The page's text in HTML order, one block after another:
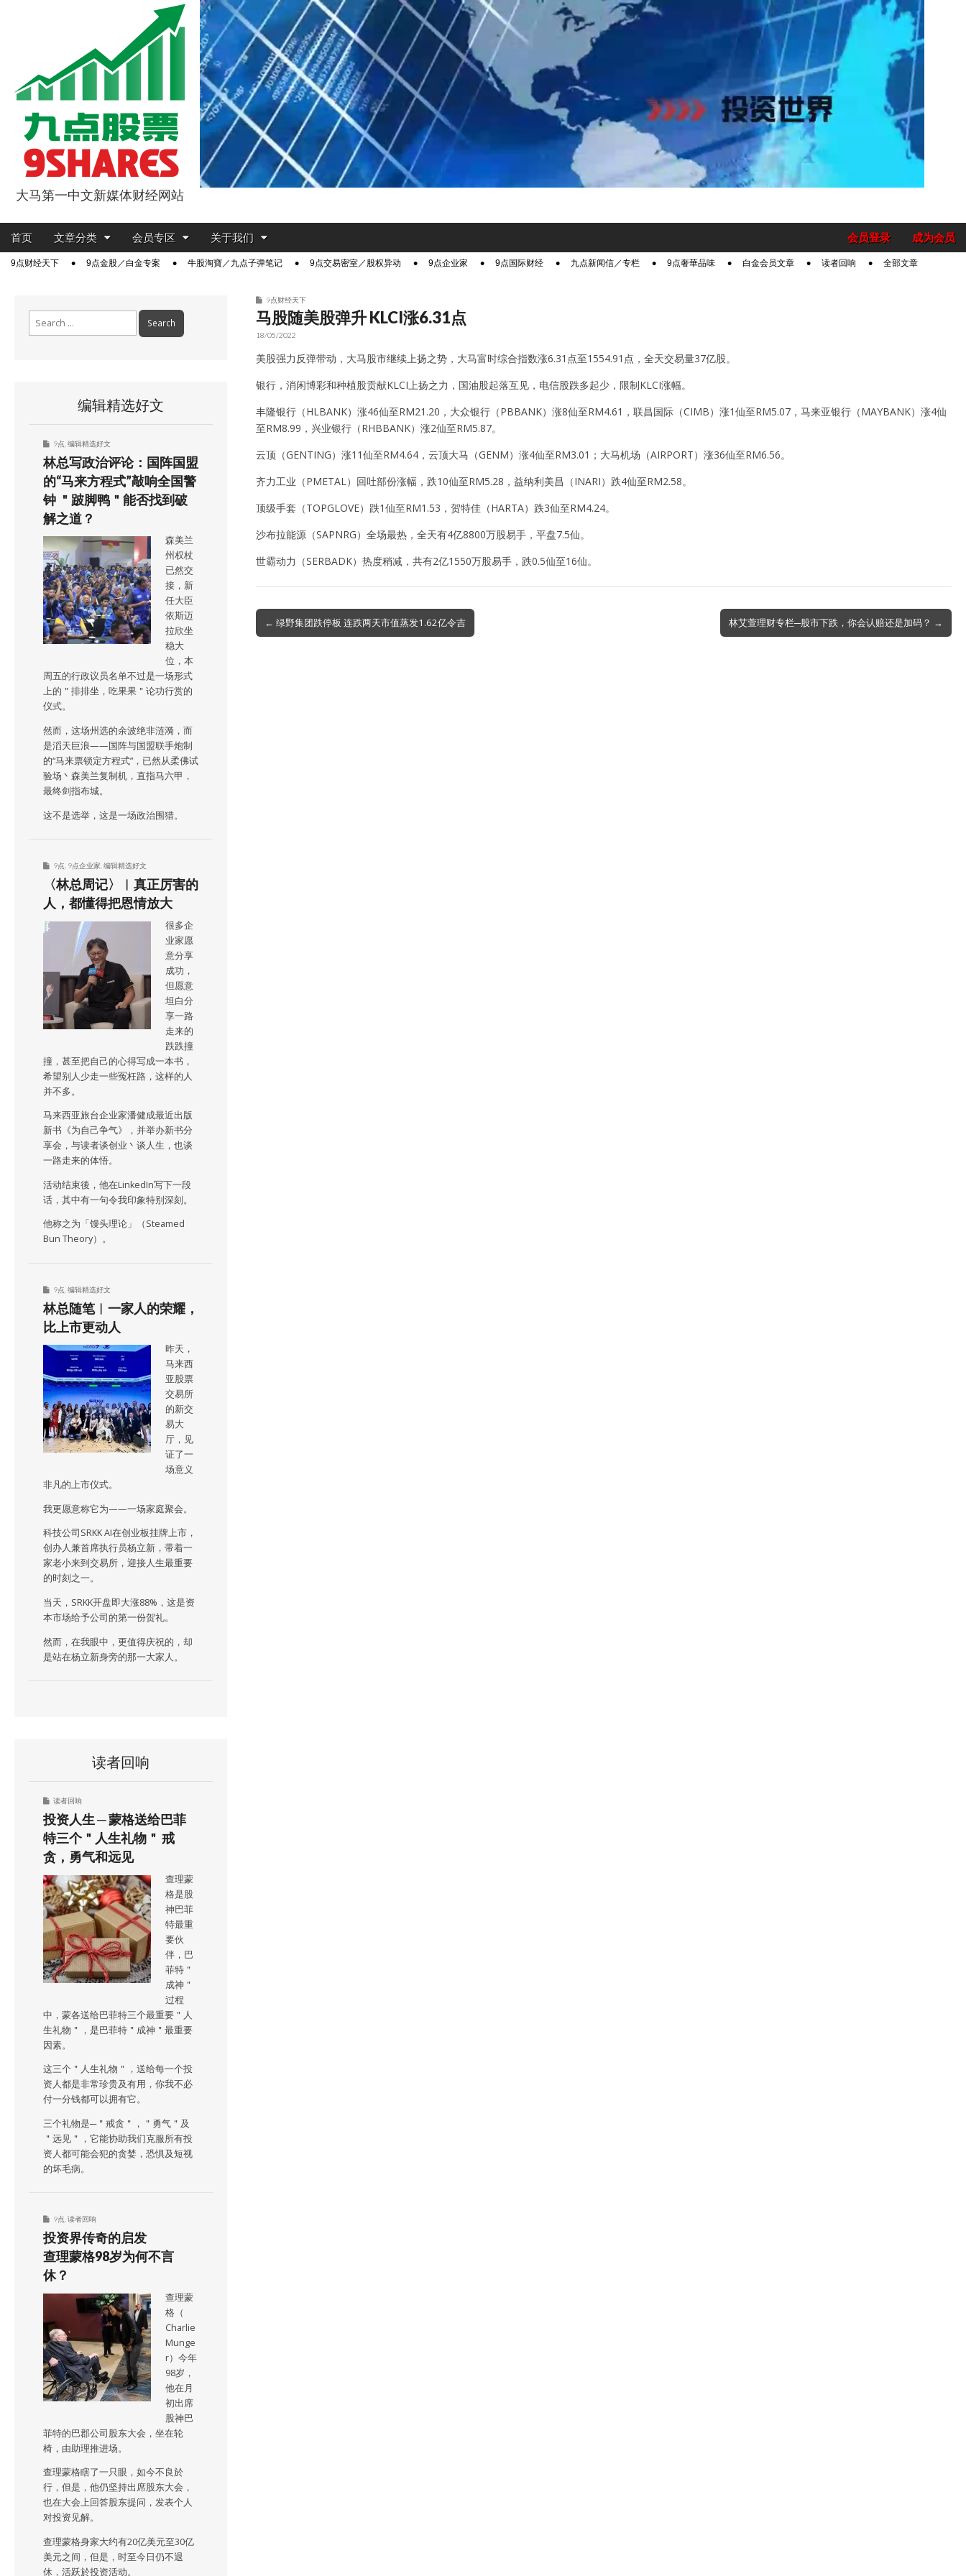
9点股票
大马第一中文新媒体财经网站
Main
Skip
content
首页 文章分类 会员专区 关于我们 成为会员
会员登录
Sub9点财经天下 9点金股／白金专案 牛股淘寶／九点子弹笔记 9点交易密室／股权异动 9点企业家 9点国际财经 九点新闻信／专栏 9点奢華品味 白金会员文章 读者回响 全部文章
9点财经天下
马股随美股弹升 KLCI涨6.31点
18/05/2022
美股强力反弹带动，大马股市继续上扬之势，大马富时综合指数涨6.31点至1554.91点，全天交易量37亿股。
银行，消闲博彩和种植股贡献KLCI上扬之力，国油股起落互见，电信股跌多起少，限制KLCI涨幅。
丰隆银行（HLBANK）涨46仙至RM21.20，大众银行（PBBANK）涨8仙至RM4.61，联昌国际（CIMB）涨1仙至RM5.07，马来亚银行（MAYBANK）涨4仙
至RM8.99，兴业银行（RHBBANK）涨2仙至RM5.87。
云顶（GENTING）涨11仙至RM4.64，云顶大马（GENM）涨4仙至RM3.01；大马机场（AIRPORT）涨36仙至RM6.56。
齐力工业（PMETAL）回吐部份涨幅，跌10仙至RM5.28，益纳利美昌（INARI）跌4仙至RM2.58。
顶级手套（TOPGLOVE）跌1仙至RM1.53，贺特佳（HARTA）跌3仙至RM4.24。
沙布拉能源（SAPNRG）全场最热，全天有4亿8800万股易手，平盘7.5仙。
世霸动力（SERBADK）热度稍减，共有2亿1550万股易手，跌0.5仙至16仙。
Post
navigation
← 绿野集团跌停板 连跌两天市值蒸发1.62亿令吉 林艾萱理财专栏─股市下跌，你会认赔还是加码？ →
编辑精选好文
9点 编辑精选好文
林总写政治评论：国阵国盟
的“马来方程式”敲响全国警
钟 ＂跛脚鸭＂能否找到破
解之道？
森美兰
州权杖
已然交
接，新
任大臣
依斯迈
拉欣坐
稳大
位，本
周五的行政议员名单不过是一场形式
上的＂排排坐，吃果果＂论功行赏的
仪式。
然而，这场州选的余波绝非涟漪，而
是滔天巨浪——国阵与国盟联手炮制
的“马来票锁定方程式”，已然从柔佛试
验场丶森美兰复制机，直指马六甲，
最终剑指布城。
这不是选举，这是一场政治围猎。
9点 9点企业家 编辑精选好文
〈林总周记〉︱真正厉害的
人，都懂得把恩情放大
很多企
业家愿
意分享
成功，
但愿意
坦白分
享一路
走来的
跌跌撞
撞，甚至把自己的心得写成一本书，
希望别人少走一些冤枉路，这样的人
并不多。
马来西亚旅台企业家潘健成最近出版
新书《为自己争气》，并举办新书分
享会，与读者谈创业丶谈人生，也谈
一路走来的体悟。
活动结束後，他在LinkedIn写下一段
话，其中有一句令我印象特别深刻。
他称之为「馒头理论」（Steamed
Bun Theory）。
9点 编辑精选好文
林总随笔︱一家人的荣耀，
比上市更动人
昨天，
马来西
亚股票
交易所
的新交
易大
厅，见
证了一
场意义
非凡的上市仪式。
我更愿意称它为——一场家庭聚会。
科技公司SRKK AI在创业板挂牌上市，
创办人兼首席执行员杨立新，带着一
家老小来到交易所，迎接人生最重要
的时刻之一。
当天，SRKK开盘即大涨88%，这是资
本市场给予公司的第一份贺礼。
然而，在我眼中，更值得庆祝的，却
是站在杨立新身旁的那一大家人。
读者回响
读者回响
投资人生 ─ 蒙格送给巴菲
特三个＂人生礼物＂ 戒
贪，勇气和远见
查理蒙
格是股
神巴菲
特最重
要伙
伴，巴
菲特＂
成神＂
过程
中，蒙各送给巴菲特三个最重要＂人
生礼物＂，是巴菲特＂成神＂最重要
因素。
这三个＂人生礼物＂，送给每一个投
资人都是非常珍贵及有用，你我不必
付一分钱都可以拥有它。
三个礼物是─＂戒贪＂，＂勇气＂及
＂远见＂，它能协助我们克服所有投
资人都可能会犯的贪婪，恐惧及短视
的坏毛病。
9点 读者回响
投资界传奇的启发
查理蒙格98岁为何不言
休？
查理蒙
格（
Charlie
Munge
r）今年
98岁，
他在月
初出席
股神巴
菲特的巴郡公司股东大会，坐在轮
椅，由助理推进场。
查理蒙格瞎了一只眼，如今不良於
行，但是，他仍坚持出席股东大会，
也在大会上回答股东提问，发表个人
对投资见解。
查理蒙格身家大约有20亿美元至30亿
美元之间，但是，时至今日仍不退
休，活跃於投资活动。